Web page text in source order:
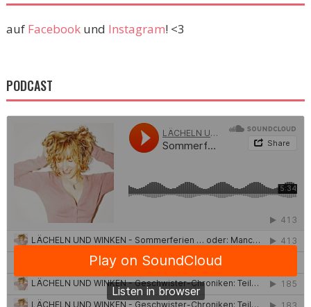
auf Facebookund Instagram! <3
PODCAST